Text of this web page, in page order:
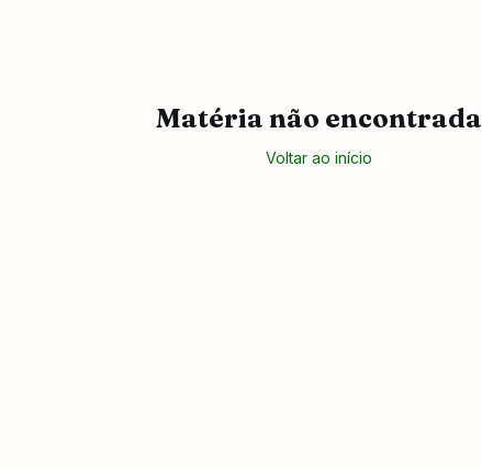
Matéria não encontrada
Voltar ao início